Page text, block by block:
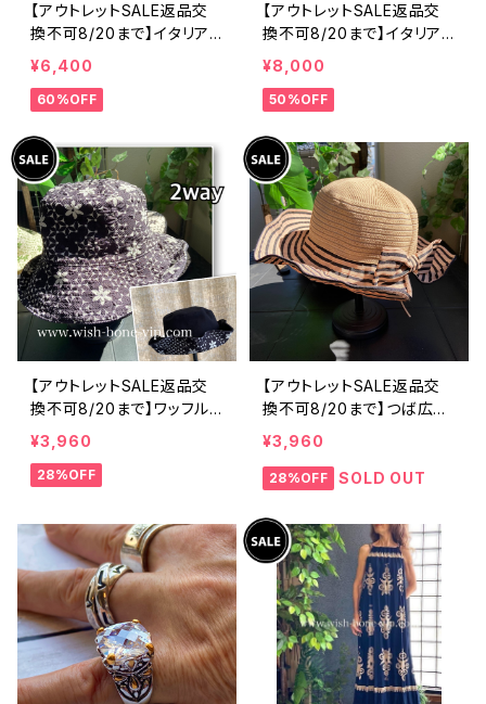
【アウトレットSALE返品交
換不可8/20まで】イタリア
製 CASADEILUCA ITALY
｜前フリル＆BIGフリルトッ
プス /ホワイト
¥6,400
60%OFF
【アウトレットSALE返品交
換不可8/20まで】イタリア
製 CASADEILUCA ITALY
｜前フリル＆BIGフリルトッ
プス /ブラック
¥8,000
50%OFF
【アウトレットSALE返品交
換不可8/20まで】ワッフル
立体フラワー＆無地 2way
リバーシブルハット・ワイヤ
ー入り変形ハット・フラワー
¥3,960
28%OFF
【アウトレットSALE返品交
換不可8/20まで】つば広サ
マーハット・通気性・軽量 ワ
イヤー入りハット ボーダー
＆BIGリボン・女優帽 UV/紫
帽子【ベージュ】
¥3,960
28%OFF SOLD OUT